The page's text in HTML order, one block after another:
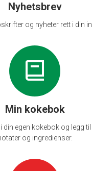
Nyhetsbrev
og nyheter rett i din
Min kokebok
din egen kokebok og legg
og ingredienser.